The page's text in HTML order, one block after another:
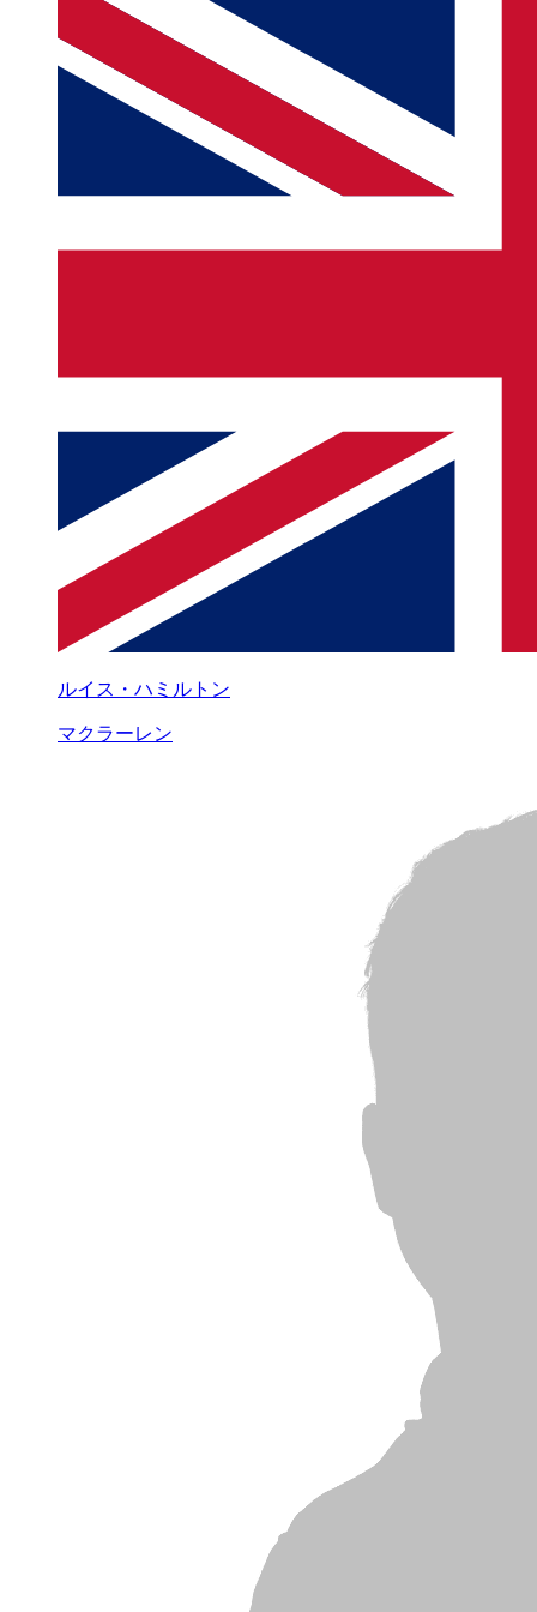
ルイス・ハミルトン
マクラーレン